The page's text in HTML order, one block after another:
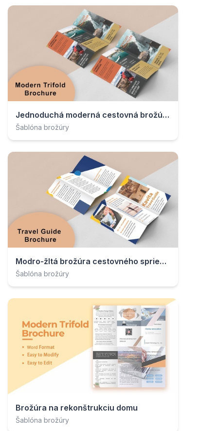
Jednoduchá moderná cestovná brožúra
Šablóna brožúry
Modro-žltá brožúra cestovného sprievodcu
Šablóna brožúry
Brožúra na rekonštrukciu domu
Šablóna brožúry